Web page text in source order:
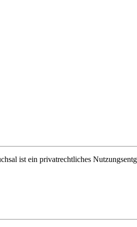
ist ein privatrechtliches